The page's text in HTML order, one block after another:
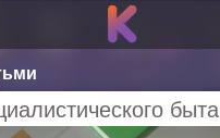
быта